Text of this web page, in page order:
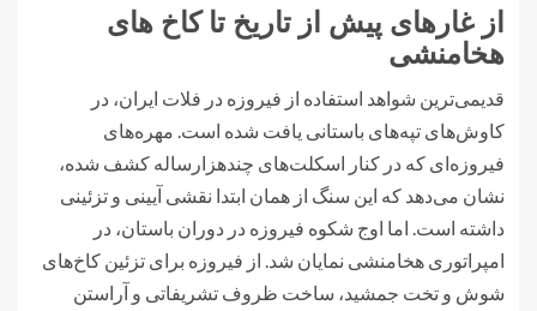
از غارهای پیش از تاریخ تا کاخ های
هخامنشی
قدیمی‌ترین شواهد استفاده از فیروزه در فلات ایران، در
کاوش‌های تپه‌های باستانی یافت شده است. مهره‌های
فیروزه‌ای که در کنار اسکلت‌های چندهزارساله کشف شده،
نشان می‌دهد که این سنگ از همان ابتدا نقشی آیینی و تزئینی
داشته است. اما اوج شکوه فیروزه در دوران باستان، در
امپراتوری هخامنشی نمایان شد. از فیروزه برای تزئین کاخ‌های
شوش و تخت جمشید، ساخت ظروف تشریفاتی و آراستن